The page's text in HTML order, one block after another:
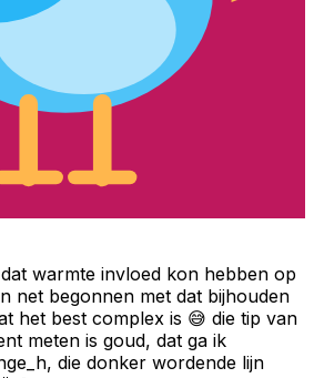
warmte invloed kon hebben op
net begonnen met dat bijhouden
het best complex is 😅 die tip van
meten is goud, dat ga ik
die donker wordende lijn